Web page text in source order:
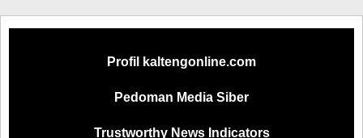
Profil kaltengonline.com
Pedoman Media Siber
Trustworthy News Indicators